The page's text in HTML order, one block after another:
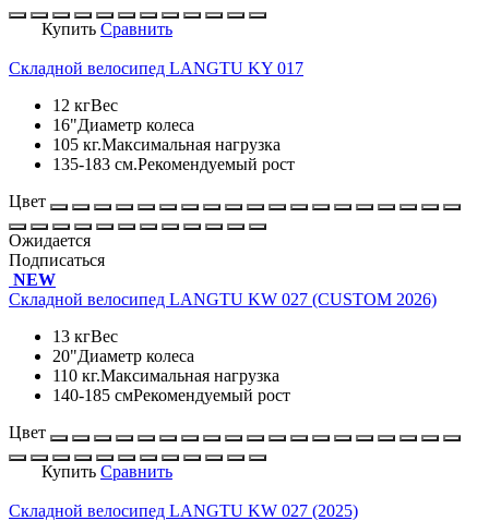
Купить Сравнить
Складной велосипед LANGTU KY 017
12 кгВес
16"Диаметр колеса
105 кг.Максимальная нагрузка
135-183 см.Рекомендуемый рост
Цвет
Ожидается
Подписаться
NEW
Складной велосипед LANGTU KW 027 (CUSTOM 2026)
13 кгВес
20"Диаметр колеса
110 кг.Максимальная нагрузка
140-185 смРекомендуемый рост
Цвет
Купить Сравнить
Складной велосипед LANGTU KW 027 (2025)